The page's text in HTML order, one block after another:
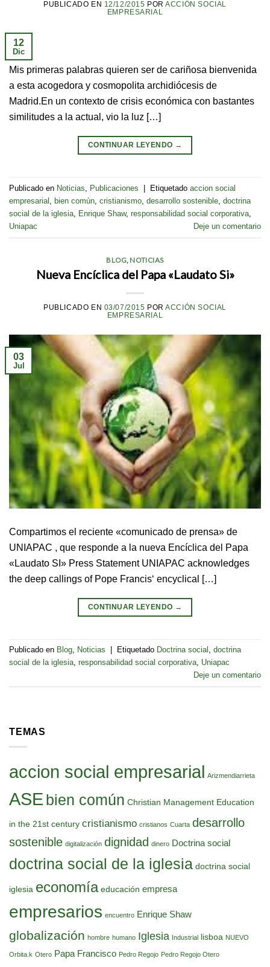
PUBLICADO EN 12/12/2015 PORACCIÓN SOCIAL
EMPRESARIAL
12
Dic
Mis primeras palabras quieren ser de cariñosa bienvenida
a esta acogedora y cosmopolita archidiócesis de
Madrid.En un contexto de crisis económica con bastantes
similitudes a la actual, vio la luz […]
CONTINUAR LEYENDO →
Publicado en Noticias Publicaciones | Etiquetado accion social
empresarial bien común cristianismo desarrollo sostenible doctrina
social de la iglesia Enrique Shaw, responsabilidad social corporativa
Uniapac
Deje un comentario
BLOG NOTICIAS
Nueva Encíclica del Papa «Laudato Si»
PUBLICADO EN 03/07/2015 PORACCIÓN SOCIAL
EMPRESARIAL
03
Jul
Compartimos el reciente «comunicado de prensa» de
UNIAPAC , que responde a la nueva Encíclica del Papa
«Laudato SI» Press Statement UNIAPAC acknowledges
the deep callings of Pope Francis‘ encyclical […]
CONTINUAR LEYENDO →
Publicado en Blog, Noticias Etiquetado Doctrina social , doctrina
social de la iglesia, responsabilidad social corporativa, Uniapac
Deje un comentario
TEMAS
accion social empresarial Arizmendiarrieta
ASE bien común Christian Management Education
in the 21st century cristianismo cristianos Cuarta desarrollo
sostenible digitalización dignidad dinero Doctrina social
doctrina social de la iglesia doctrina social
iglesia economía educación empresa
empresarios encuentro Enrique Shaw
globalización hombre humano Iglesia Industrial lisboa NUEVO
Orbita.k Otero Papa Francisco Pedro Regojo Pedro Regojo Otero